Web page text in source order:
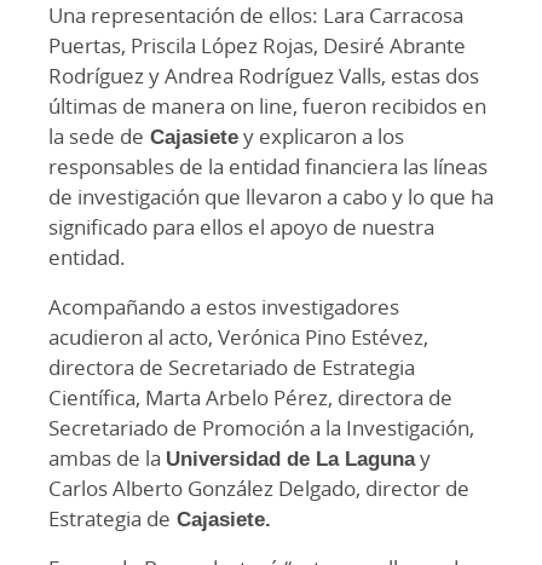
Una representación de ellos: Lara Carracosa
Puertas, Priscila López Rojas, Desiré Abrante
Rodríguez y Andrea Rodríguez Valls, estas dos
últimas de manera on line, fueron recibidos en
la sede de Cajasietey explicaron a los
responsables de la entidad financiera las líneas
de investigación que llevaron a cabo y lo que ha
significado para ellos el apoyo de nuestra
entidad.
Acompañando a estos investigadores
acudieron al acto, Verónica Pino Estévez,
directora de Secretariado de Estrategia
Científica, Marta Arbelo Pérez, directora de
Secretariado de Promoción a la Investigación,
ambas de la Universidad de La Lagunay
Carlos Alberto González Delgado, director de
Estrategia de Cajasiete.